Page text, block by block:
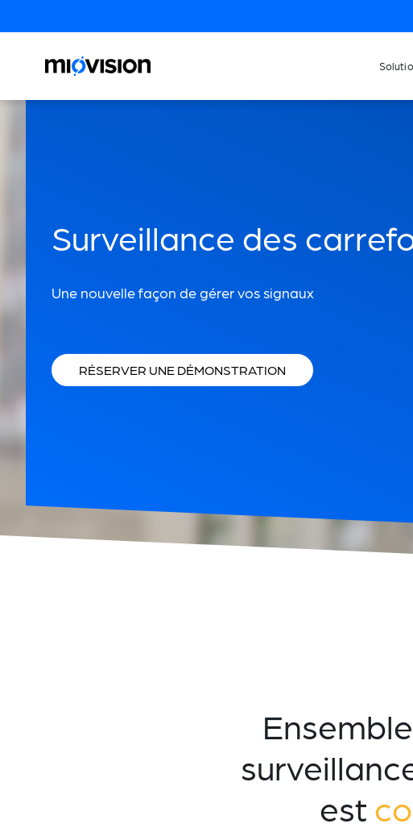
Surveillance des
Une nouvelle façon de gérer vos signaux
RÉSERVER UNE DÉMONSTRATION
est